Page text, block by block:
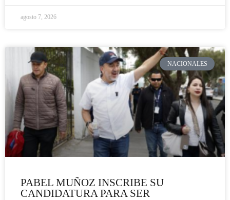
agosto 7, 2026
NACIONALES
PABEL MUÑOZ INSCRIBE SU
CANDIDATURA PARA SER